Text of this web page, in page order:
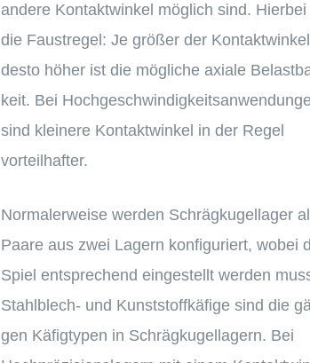
andere Kontakt­win­kel möglich sind. Hierbei
die Faust­re­gel: Je größer der
desto höher ist die mögli­che axiale
keit. Bei
sind kleinere Kontakt­win­kel in der Regel
vorteilhafter.
Norma­ler­weise werden Schräg­ku­gel­la­ger
Paare aus zwei Lagern konfi­gu­riert, wobei
Spiel entspre­chend einge­stellt werden
Stahl­­blech- und Kunst­stoff­kä­fige sind die
gen Käfig­ty­pen in Schräg­ku­gel­la­gern. Bei